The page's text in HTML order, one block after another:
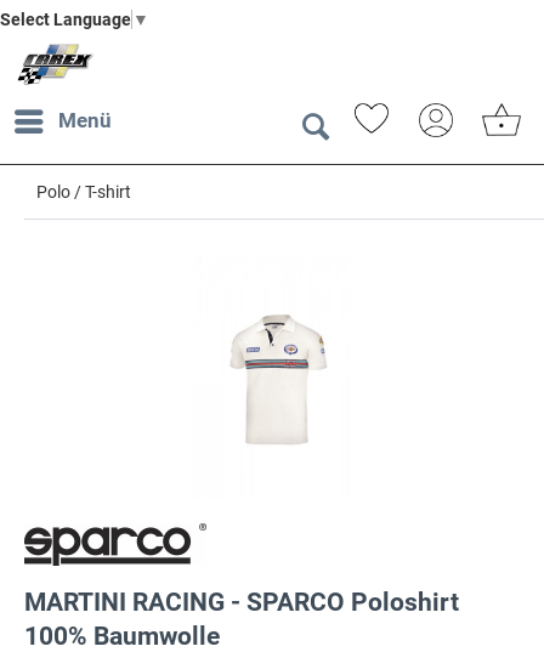
Select Language ▼
Menü
Polo / T-shirt
MARTINI RACING - SPARCO Poloshirt
100% Baumwolle